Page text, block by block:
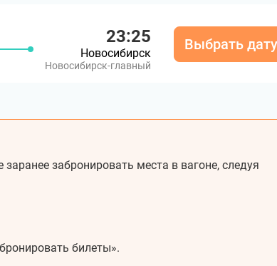
23:25
Новосибирск
Новосибирск-главный
Выбрать дату
забронировать места в вагоне, следуя
билеты».